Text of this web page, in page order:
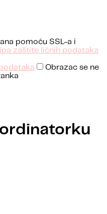
pomoću SSL-a i
zaštite ličnih podataka
Obrazac se ne